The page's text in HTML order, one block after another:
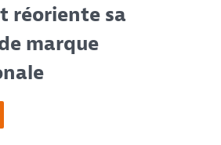
réoriente sa
marque